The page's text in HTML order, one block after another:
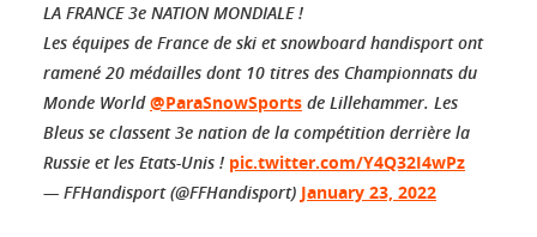
LA FRANCE 3e NATION MONDIALE !
Les équipes de France de ski et snowboard handisport ont
ramené 20 médailles dont 10 titres des Championnats du
Monde World@ParaSnowSports de Lillehammer. Les
Bleus se classent 3e nation de la compétition derrière la
Russie et les Etats-Unis ! pic.twitter.com/Y4Q32I4wPz
— FFHandisport (@FFHandisport) January 23, 2022